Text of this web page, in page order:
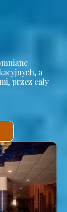
a
przez cały